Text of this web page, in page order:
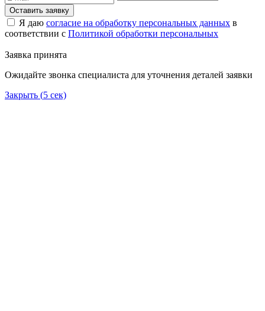
Оставить заявку
Я даю согласие на обработку персональных данных в
соответствии с Политикой обработки персональных
Заявка принята
Ожидайте звонка специалиста для уточнения деталей заявки
Закрыть (5 сек)